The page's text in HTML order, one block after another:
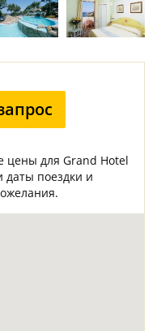
для Grand Hotel
даты поездки и